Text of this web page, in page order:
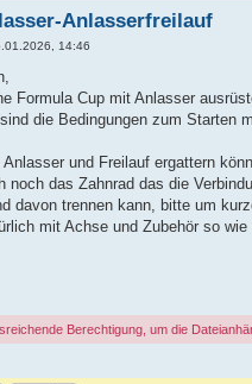
Anlasserfreilauf
14:46
Formula Cup mit Anlasser
die Bedingungen zum Starten
Anlasser und Freilauf ergattern
noch das Zahnrad das die
davon trennen kann, bitte um
mit Achse und Zubehör so wie
Berechtigung, um die